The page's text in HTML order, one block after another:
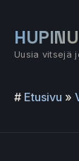
sisältöön
Uusia vitsejä
# Etusivu »